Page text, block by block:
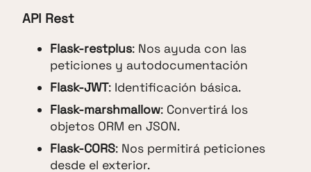
API Rest
Flask-restplus: Nos ayuda con las
peticiones y autodocumentación
Flask-JWT: Identificación básica.
Flask-marshmallow: Convertirá los
objetos ORM en JSON.
Flask-CORS: Nos permitirá peticiones
desde el exterior.